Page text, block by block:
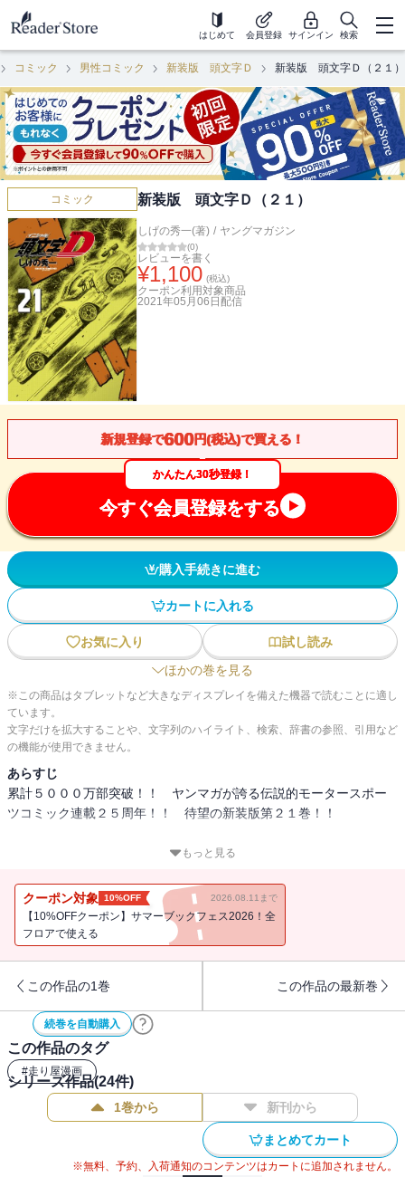
はじめて 会員登録 サインイン 検索
コミック 男性コミック 新装版 頭文字Ｄ 新装版 頭文字Ｄ（２１）
コミック 新装版 頭文字Ｄ（２１）
しげの秀一(著) / ヤングマガジン
(0)
レビューを書く
¥1,100 (税込)
クーポン利用対象商品
2021年05月06日 配信
新規登録で600円(税込)で買える！
かんたん30秒登録！
今すぐ会員登録をする
購入手続きに進む
カートに入れる
お気に入り
試し読み
ほかの巻を見る
※この商品はタブレットなど大きなディスプレイを備えた機器で読むことに適し
ています。
文字だけを拡大することや、文字列のハイライト、検索、辞書の参照、引用など
の機能が使用できません。
あらすじ
累計５０００万部突破！！ ヤンマガが誇る伝説的モータースポー
ツコミック連載２５周年！！ 待望の新装版第２１巻！！
「赤城の白い彗星」高橋涼介が、神奈川エリアで一戦限りの復活を
決するために！
地元でも限界まで攻められることのない超高速ステージでバトルす
る、涼介と北条凛。「心の底からおまえが好きなんだ」 叶えられ
もっと見る
クーポン対象 10%OFF 2026.08.11まで
【10%OFFクーポン】サマーブックフェス2026！全
フロアで使える
この作品の1巻 この作品の最新巻
続巻を自動購入
この作品のタグ
#走り屋漫画
シリーズ作品(24件)
1巻から 新刊から
まとめてカート
※無料、予約、入荷通知のコンテンツはカートに追加されません。